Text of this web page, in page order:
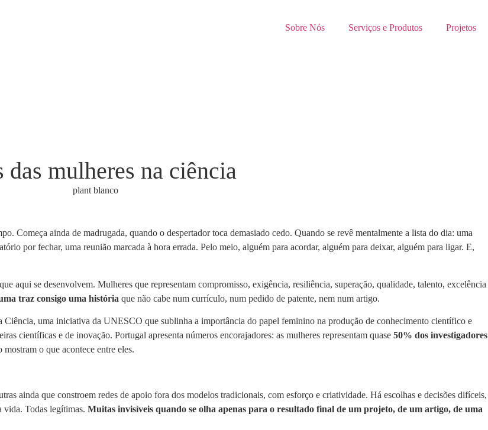
Sobre Nós Serviços e Produtos Projetos
mulheres na ciência
Começa ainda de madrugada, quando o despertador toca demasiado cedo. Quando se revê mentalmente a lista do dia: uma
por fechar, uma reunião marcada à hora errada. Pelo meio, alguém para acordar, alguém para deixar, alguém para ligar. E,
aqui se desenvolvem. Mulheres que representam compromisso, exigência, resiliência, superação, qualidade, talento, excelência
traz consigo uma história que não cabe num currículo, num pedido de patente, nem num artigo.
Ciência, uma iniciativa da UNESCO que sublinha a importância do papel feminino na produção de conhecimento científico e
científicas e de inovação. Portugal apresenta números encorajadores: as mulheres representam quase 50% dos investigadores
o que acontece entre eles.
ainda que constroem redes de apoio fora dos modelos tradicionais, com esforço e criatividade. Há escolhas e decisões difíceis,
vida. Todas legítimas. Muitas invisíveis quando se olha apenas para o resultado final de um projeto, de um artigo, de uma